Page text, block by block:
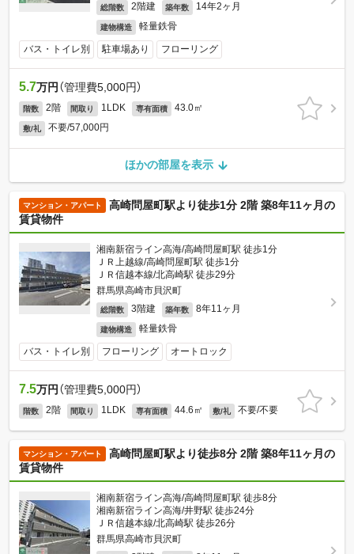
総階数 2階建 築年数 14年2ヶ月
建物構造 軽量鉄骨
バス・トイレ別 駐車場あり フローリング
5.7万円 （管理費5,000円）
階数 2階 間取り 1LDK 専有面積 43.0㎡
敷/礼 不要/57,000円
ほかの部屋を表示
マンション・アパート
高崎問屋町駅より徒歩1分 2階 築8年11ヶ月の
賃貸物件
湘南新宿ライン高海/高崎問屋町駅 徒歩1分
ＪＲ上越線/高崎問屋町駅 徒歩1分
ＪＲ信越本線/北高崎駅 徒歩29分
群馬県高崎市貝沢町
総階数 3階建 築年数 8年11ヶ月
建物構造 軽量鉄骨
バス・トイレ別 フローリング オートロック
7.5万円 （管理費5,000円）
階数 2階 間取り 1LDK 専有面積 44.6㎡ 敷/礼 不要/不要
マンション・アパート
高崎問屋町駅より徒歩8分 2階 築8年11ヶ月の
賃貸物件
湘南新宿ライン高海/高崎問屋町駅 徒歩8分
湘南新宿ライン高海/井野駅 徒歩24分
ＪＲ信越本線/北高崎駅 徒歩26分
群馬県高崎市貝沢町